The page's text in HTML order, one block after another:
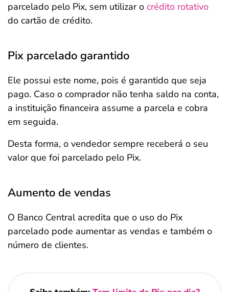
parcelado pelo Pix, sem utilizar o crédito rotativo
do cartão de crédito.
Pix parcelado garantido
Ele possui este nome, pois é garantido que seja
pago. Caso o comprador não tenha saldo na conta,
a instituição financeira assume a parcela e cobra
em seguida.
Desta forma, o vendedor sempre receberá o seu
valor que foi parcelado pelo Pix.
Aumento de vendas
O Banco Central acredita que o uso do Pix
parcelado pode aumentar as vendas e também o
número de clientes.